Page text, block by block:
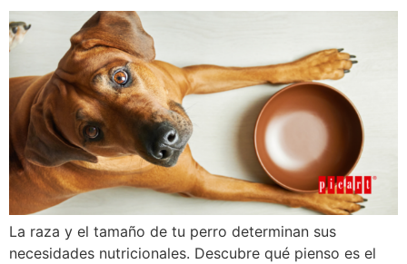
La raza y el tamaño de tu perro determinan sus
necesidades nutricionales. Descubre qué pienso es el